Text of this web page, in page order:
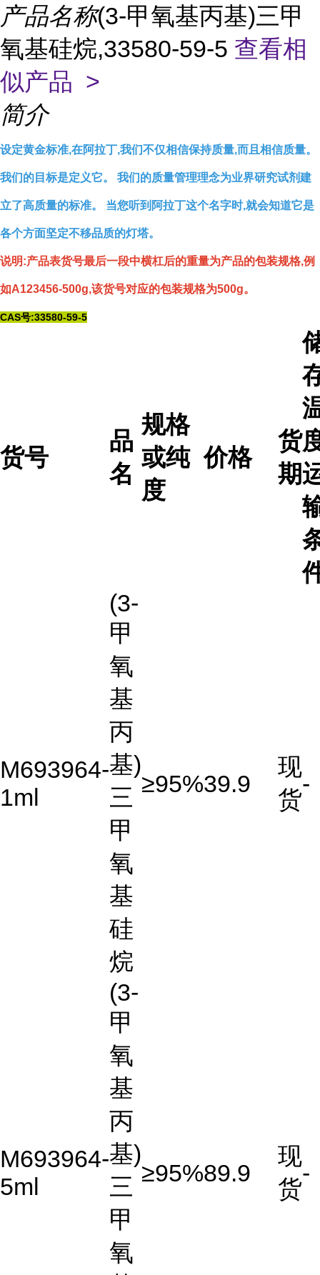
产品名称(3-甲氧基丙基)三甲
氧基硅烷,33580-59-5 查看相
似产品 >
简介
设定黄金标准,在阿拉丁,我们不仅相信保持质量,而且相信质量。
我们的目标是定义它。 我们的质量管理理念为业界研究试剂建
立了高质量的标准。 当您听到阿拉丁这个名字时,就会知道它是
各个方面坚定不移品质的灯塔。
说明:产品表货号最后一段中横杠后的重量为产品的包装规格,例
如A123456-500g,该货号对应的包装规格为500g。
CAS号:33580-59-5
货号
品
名
规格
或纯
度
价格
货
期
M693964-
1ml
(3-
甲
氧
基
丙
基)
三
甲
氧
基
硅
烷
≥95%39.9
现
货
-
M693964-
5ml
(3-
甲
氧
基
丙
基)
三
甲
氧
≥95%89.9
现
货
-